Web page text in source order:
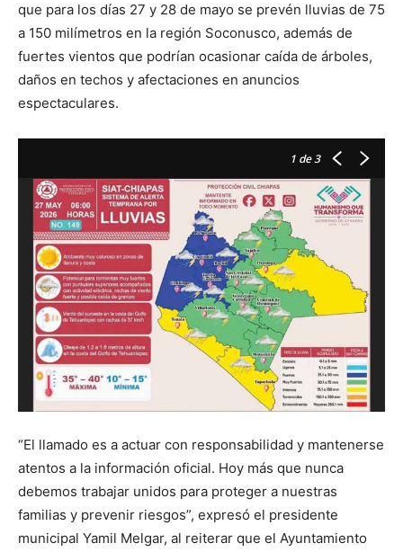
que para los días 27 y 28 de mayo se prevén lluvias de 75
a 150 milímetros en la región Soconusco, además de
fuertes vientos que podrían ocasionar caída de árboles,
daños en techos y afectaciones en anuncios
espectaculares.
1 de 3
“El llamado es a actuar con responsabilidad y mantenerse
atentos a la información oficial. Hoy más que nunca
debemos trabajar unidos para proteger a nuestras
familias y prevenir riesgos”, expresó el presidente
municipal Yamil Melgar, al reiterar que el Ayuntamiento